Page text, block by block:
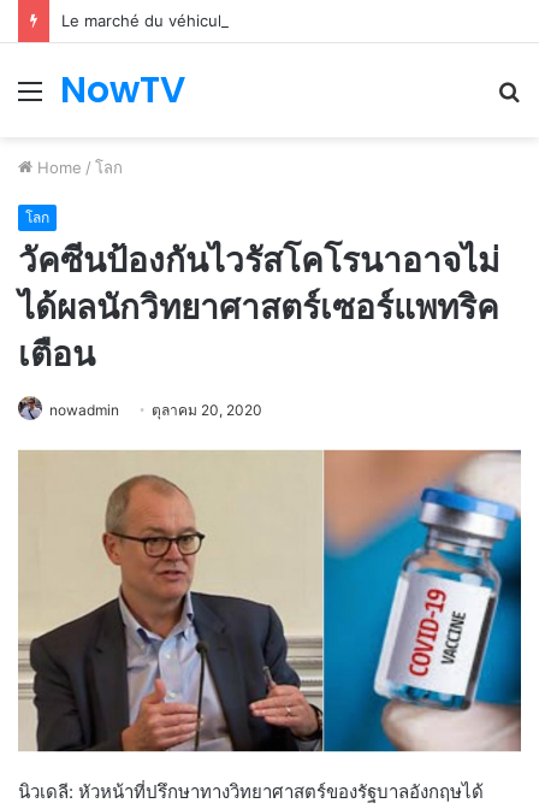
Le marché du véhicule d’occasion en plein essor
Menu
NowTV
Home / โลก
โลก
วัคซีนป้องกันไวรัสโคโรนาอาจไม่
ได้ผลนักวิทยาศาสตร์เซอร์แพทริค
เตือน
nowadmin ตุลาคม 20, 2020
นิวเดลี: หัวหน้าที่ปรึกษาทางวิทยาศาสตร์ของรัฐบาลอังกฤษได้